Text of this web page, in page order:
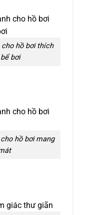
hồ bơi thích
bơi
hồ bơi mang